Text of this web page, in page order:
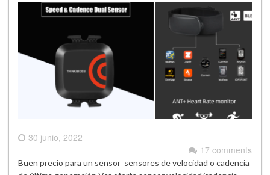
30 junio, 2022
17 comments
Buen precio para un sensor sensores de velocidad o cadencia